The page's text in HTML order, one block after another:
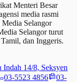
Menteri Besar
media rasmi
Media Selangor
Selangor turut
dan Inggeris.
14/8, Seksyen
03-5523 4856
03-